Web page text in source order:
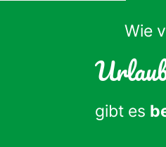
Wie
gibt es